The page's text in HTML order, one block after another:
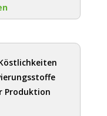
Produktion